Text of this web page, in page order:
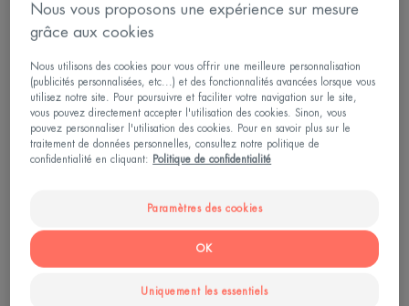
Face aux petits bobos comme aux grandes
blessures, la peau va enclencher une mécanique de
précision, une des propriétés les plus remarquables
des tissus humains : la cicatrisation.
La cicatrisation est un processus de réparation des
tissus cutanés qui s’articule autour de trois étapes :
apparait alors rouge et chaude, va se défendre. Si
Nous vous proposons une expérience sur mesure
grâce aux cookies
Nous utilisons des cookies pour vous offrir une meilleure personnalisation
(publicités personnalisées, etc...) et des fonctionnalités avancées lorsque vous
utilisez notre site. Pour poursuivre et faciliter votre navigation sur le site,
vous pouvez directement accepter l'utilisation des cookies. Sinon, vous
pouvez personnaliser l'utilisation des cookies. Pour en savoir plus sur le
traitement de données personnelles, consultez notre politique de
confidentialité en cliquant:
Politique de confidentialité
Paramètres des cookies
Uniquement les essentiels
OK